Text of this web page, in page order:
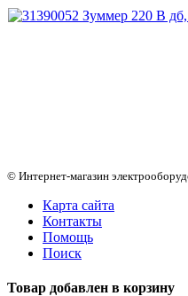
© Интернет-магазин
Карта сайта
Контакты
Помощь
Поиск
Товар добавлен в корзину